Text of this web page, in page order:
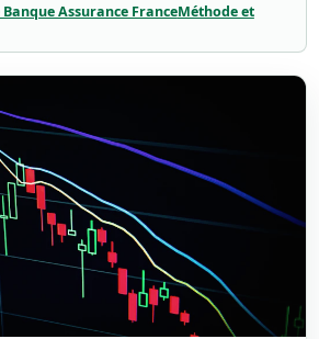
Assurance FranceMéthode et